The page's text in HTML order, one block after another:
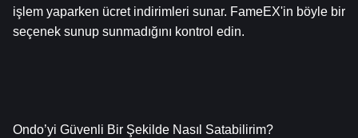
işlem yaparken ücret indirimleri sunar. FameEX'in böyle bir
seçenek sunup sunmadığını kontrol edin.
Ondo’yi Güvenli Bir Şekilde Nasıl Satabilirim?